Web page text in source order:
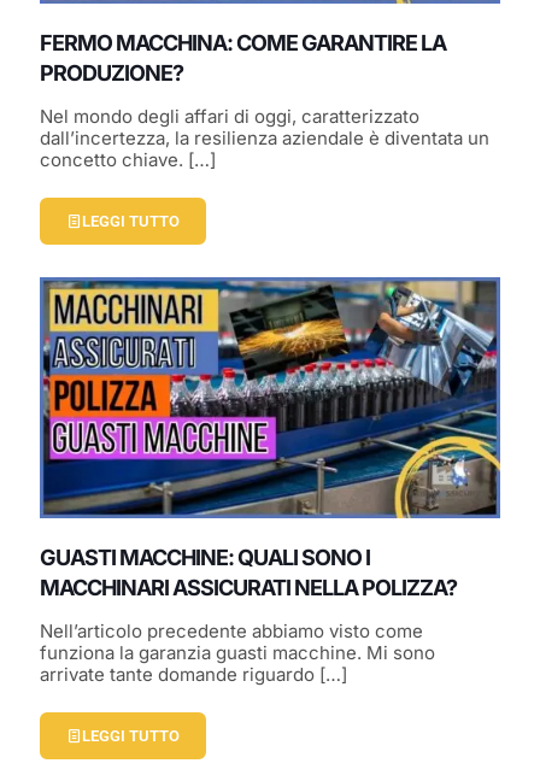
FERMO MACCHINA: COME GARANTIRE LA
PRODUZIONE?
Nel mondo degli affari di oggi, caratterizzato
dall’incertezza, la resilienza aziendale è diventata un
concetto chiave. […]
LEGGI TUTTO
GUASTI MACCHINE: QUALI SONO I
MACCHINARI ASSICURATI NELLA POLIZZA?
Nell’articolo precedente abbiamo visto come
funziona la garanzia guasti macchine. Mi sono
arrivate tante domande riguardo […]
LEGGI TUTTO